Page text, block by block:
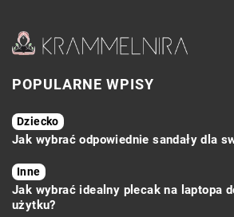
POPULARNE WPISY
Dziecko
Jak wybrać odpowiednie sandały dla
Inne
Jak wybrać idealny plecak na laptopa
użytku?